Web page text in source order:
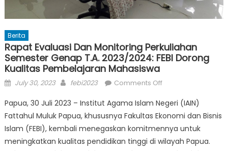
Berita
Rapat Evaluasi Dan Monitoring Perkuliahan
Semester Genap T.A. 2023/2024: FEBI Dorong
Kualitas Pembelajaran Mahasiswa
Posted
July 30, 2023 Author
febi2023 Comments Offon
Evaluasi
dan
Monitoring
Perkuliahan
Papua, 30 Juli 2023 – Institut Agama Islam Negeri (IAIN)
Fattahul Muluk Papua, khususnya Fakultas Ekonomi dan Bisnis
Islam (FEBI), kembali menegaskan komitmennya untuk
meningkatkan kualitas pendidikan tinggi di wilayah Papua.